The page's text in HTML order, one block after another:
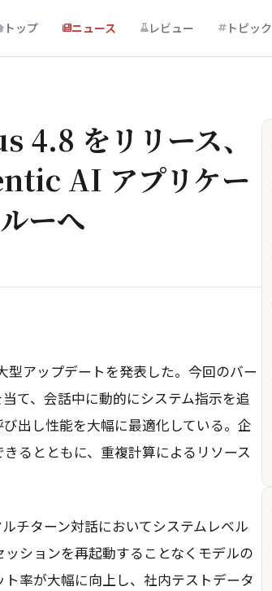
トップ ニュース レビュー トピック
をリリース、
AI アプリケー
ーへ
アップデートを発表した。今回のバー
て、会話中に動的にシステム指示を追
出し性能を大幅に最適化している。企
るとともに、重複計算によるリソース
チターン対話においてシステムレベル
ションを再起動することなくモデルの
率が大幅に向上し、社内テストデータ